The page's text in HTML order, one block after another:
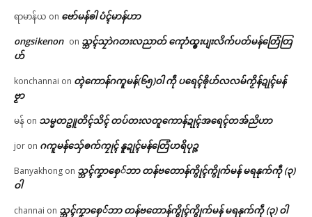
ရာမာန်ယ on ဗော်မန်ၜါ ပံၚ်မာန်ဟာ
ongsikenon on သ္ဘၚ်သၠာဲဂတးလညာတ် ကေုာံထ္ၜးပျးလိက်ပတ်မန်တြေံတြ
ဟ်
konchannai on တ္ၚဲကောန်ဂကူမန်(၆၅)ဝါ ကဵု ပရေၚ်ၜိုဟ်လလမ်ကၟိန်ဍုၚ်မန်
ဗၟာ
မန် on သမ္မတဥူတိၚ်သိၚ် တပ်တးလတူကောန်ဍုၚ်အရေၚ်တအ်ညိဟာ
jor on ဂကူမန်​သှ်ေၜက်ကၠုၚ် နူဍုၚ်မန်တြေံဟရိပုဉ္ဇ
Banyakhong on သ္ဘၚ်ကၞာစှေ်ဘာ တန်ဗတောန်ကွိုၚ်ကွိုက်မန် မရနုက်ကဵု (၃)
ဝါ
channai on သ္ဘၚ်ကၞာစှေ်ဘာ တန်ဗတောန်ကွိုၚ်ကွိုက်မန် မရနုက်ကဵု (၃) ဝါ